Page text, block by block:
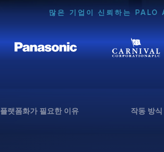
많은 기업이 신뢰하는
플랫폼화가 필요한 이유 작동 방식